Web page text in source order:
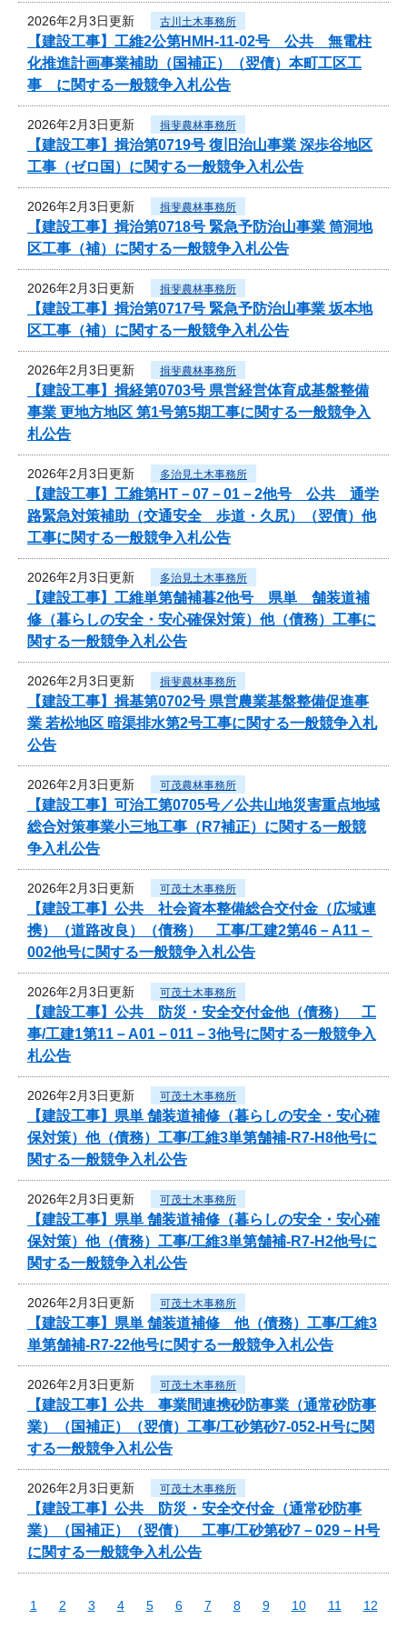
2026年2月3日更新 古川土木事務所
【建設工事】工維2公第HMH-11-02号 公共 無電柱
化推進計画事業補助（国補正）（翌債）本町工区工
事 に関する一般競争入札公告
2026年2月3日更新 揖斐農林事務所
【建設工事】揖治第0719号 復旧治山事業 深歩谷地区
工事（ゼロ国）に関する一般競争入札公告
2026年2月3日更新 揖斐農林事務所
【建設工事】揖治第0718号 緊急予防治山事業 筒洞地
区工事（補）に関する一般競争入札公告
2026年2月3日更新 揖斐農林事務所
【建設工事】揖治第0717号 緊急予防治山事業 坂本地
区工事（補）に関する一般競争入札公告
2026年2月3日更新 揖斐農林事務所
【建設工事】揖経第0703号 県営経営体育成基盤整備
事業 更地方地区 第1号第5期工事に関する一般競争入
札公告
2026年2月3日更新 多治見土木事務所
【建設工事】工維第HT－07－01－2他号 公共 通学
路緊急対策補助（交通安全 歩道・久尻）（翌債）他
工事に関する一般競争入札公告
2026年2月3日更新 多治見土木事務所
【建設工事】工維単第舗補暮2他号 県単 舗装道補
修（暮らしの安全・安心確保対策）他（債務）工事に
関する一般競争入札公告
2026年2月3日更新 揖斐農林事務所
【建設工事】揖基第0702号 県営農業基盤整備促進事
業 若松地区 暗渠排水第2号工事に関する一般競争入札
公告
2026年2月3日更新 可茂農林事務所
【建設工事】可治工第0705号／公共山地災害重点地域
総合対策事業小三地工事（R7補正）に関する一般競
争入札公告
2026年2月3日更新 可茂土木事務所
【建設工事】公共 社会資本整備総合交付金（広域連
携）（道路改良）（債務） 工事/工建2第46－A11－
002他号に関する一般競争入札公告
2026年2月3日更新 可茂土木事務所
【建設工事】公共 防災・安全交付金他（債務） 工
事/工建1第11－A01－011－3他号に関する一般競争入
札公告
2026年2月3日更新 可茂土木事務所
【建設工事】県単 舗装道補修（暮らしの安全・安心確
保対策）他（債務）工事/工維3単第舗補-R7-H8他号に
関する一般競争入札公告
2026年2月3日更新 可茂土木事務所
【建設工事】県単 舗装道補修（暮らしの安全・安心確
保対策）他（債務）工事/工維3単第舗補-R7-H2他号に
関する一般競争入札公告
2026年2月3日更新 可茂土木事務所
【建設工事】県単 舗装道補修 他（債務）工事/工維3
単第舗補-R7-22他号に関する一般競争入札公告
2026年2月3日更新 可茂土木事務所
【建設工事】公共 事業間連携砂防事業（通常砂防事
業）（国補正）（翌債）工事/工砂第砂7-052-H号に関
する一般競争入札公告
2026年2月3日更新 可茂土木事務所
【建設工事】公共 防災・安全交付金（通常砂防事
業）（国補正）（翌債） 工事/工砂第砂7－029－H号
に関する一般競争入札公告
1 2 3 4 5 6 7 8 9 10 11
12